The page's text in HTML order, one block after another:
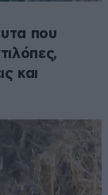
που
και